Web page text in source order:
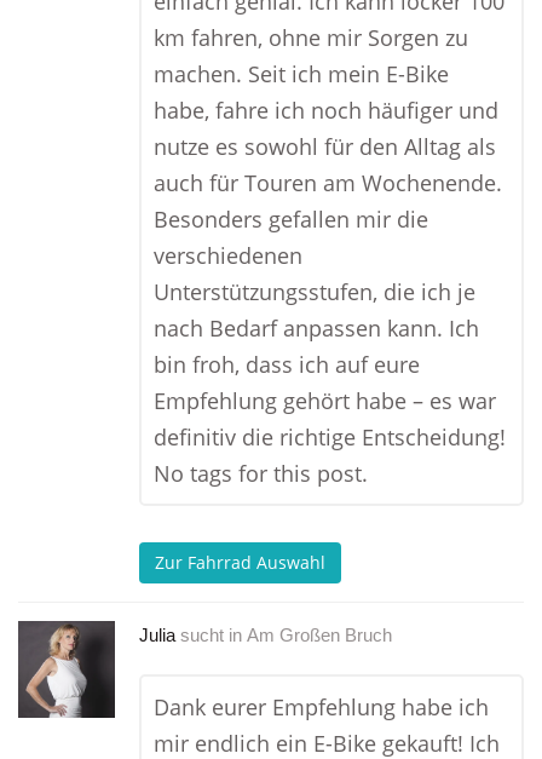
km fahren, ohne mir Sorgen zu
machen. Seit ich mein E-Bike
habe, fahre ich noch häufiger und
nutze es sowohl für den Alltag als
auch für Touren am Wochenende.
Besonders gefallen mir die
verschiedenen
Unterstützungsstufen, die ich je
nach Bedarf anpassen kann. Ich
bin froh, dass ich auf eure
Empfehlung gehört habe – es war
definitiv die richtige Entscheidung!
No tags for this post.
Zur Fahrrad Auswahl
Julia sucht in Am Großen Bruch
Dank eurer Empfehlung habe ich
mir endlich ein E-Bike gekauft! Ich